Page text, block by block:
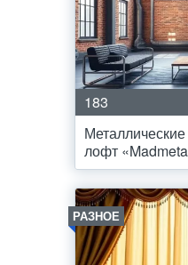
183
лофт
РАЗНОЕ